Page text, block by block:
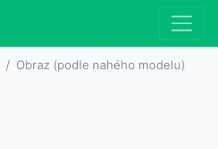
Obraz (podle nahého modelu)